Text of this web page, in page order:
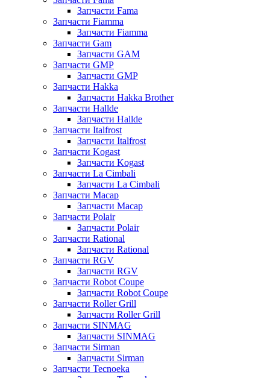
Запчасти Fama
Запчасти Fiamma
Запчасти Fiamma
Запчасти Gam
Запчасти GAM
Запчасти GMP
Запчасти GMP
Запчасти Hakka
Запчасти Hakka Brother
Запчасти Hallde
Запчасти Hallde
Запчасти Italfrost
Запчасти Italfrost
Запчасти Kogast
Запчасти Kogast
Запчасти La Cimbali
Запчасти La Cimbali
Запчасти Macap
Запчасти Macap
Запчасти Polair
Запчасти Polair
Запчасти Rational
Запчасти Rational
Запчасти RGV
Запчасти RGV
Запчасти Robot Coupe
Запчасти Robot Coupe
Запчасти Roller Grill
Запчасти Roller Grill
Запчасти SINMAG
Запчасти SINMAG
Запчасти Sirman
Запчасти Sirman
Запчасти Tecnoeka